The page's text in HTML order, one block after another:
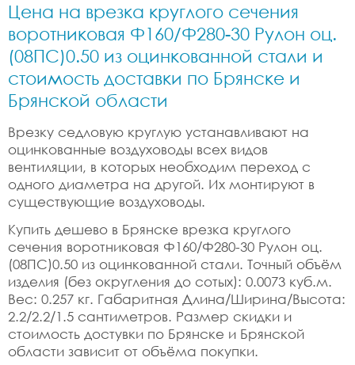
Цена на врезка круглого сечения
воротниковая Ф160/Ф280-30 Рулон оц.
(08ПС)0.50 из оцинкованной стали и
стоимость доставки по Брянске и
Брянской области
Врезку седловую круглую устанавливают на
оцинкованные воздуховоды всех видов
вентиляции, в которых необходим переход с
одного диаметра на другой. Их монтируют в
существующие воздуховоды.
Купить дешево в Брянске врезка круглого
сечения воротниковая Ф160/Ф280-30 Рулон оц.
(08ПС)0.50 из оцинкованной стали. Точный объём
изделия (без округления до сотых): 0.0073 куб.м.
Вес: 0.257 кг. Габаритная Длина/Ширина/Высота:
2.2/2.2/1.5 сантиметров. Размер скидки и
стоимость достувки по Брянске и Брянской
области зависит от объёма покупки.